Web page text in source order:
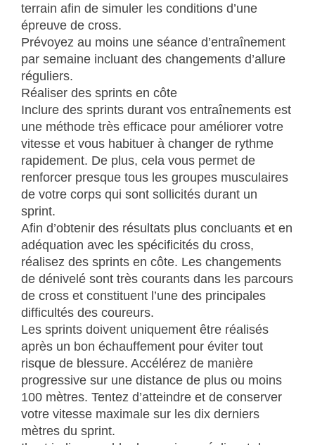
terrain afin de simuler les conditions d’une
épreuve de cross.
Prévoyez au moins une séance d’entraînement
par semaine incluant des changements d’allure
réguliers.
Réaliser des sprints en côte
Inclure des sprints durant vos entraînements est
une méthode très efficace pour améliorer votre
vitesse et vous habituer à changer de rythme
rapidement. De plus, cela vous permet de
renforcer presque tous les groupes musculaires
de votre corps qui sont sollicités durant un
sprint.
Afin d’obtenir des résultats plus concluants et en
adéquation avec les spécificités du cross,
réalisez des sprints en côte. Les changements
de dénivelé sont très courants dans les parcours
de cross et constituent l’une des principales
difficultés des coureurs.
Les sprints doivent uniquement être réalisés
après un bon échauffement pour éviter tout
risque de blessure. Accélérez de manière
progressive sur une distance de plus ou moins
100 mètres. Tentez d’atteindre et de conserver
votre vitesse maximale sur les dix derniers
mètres du sprint.